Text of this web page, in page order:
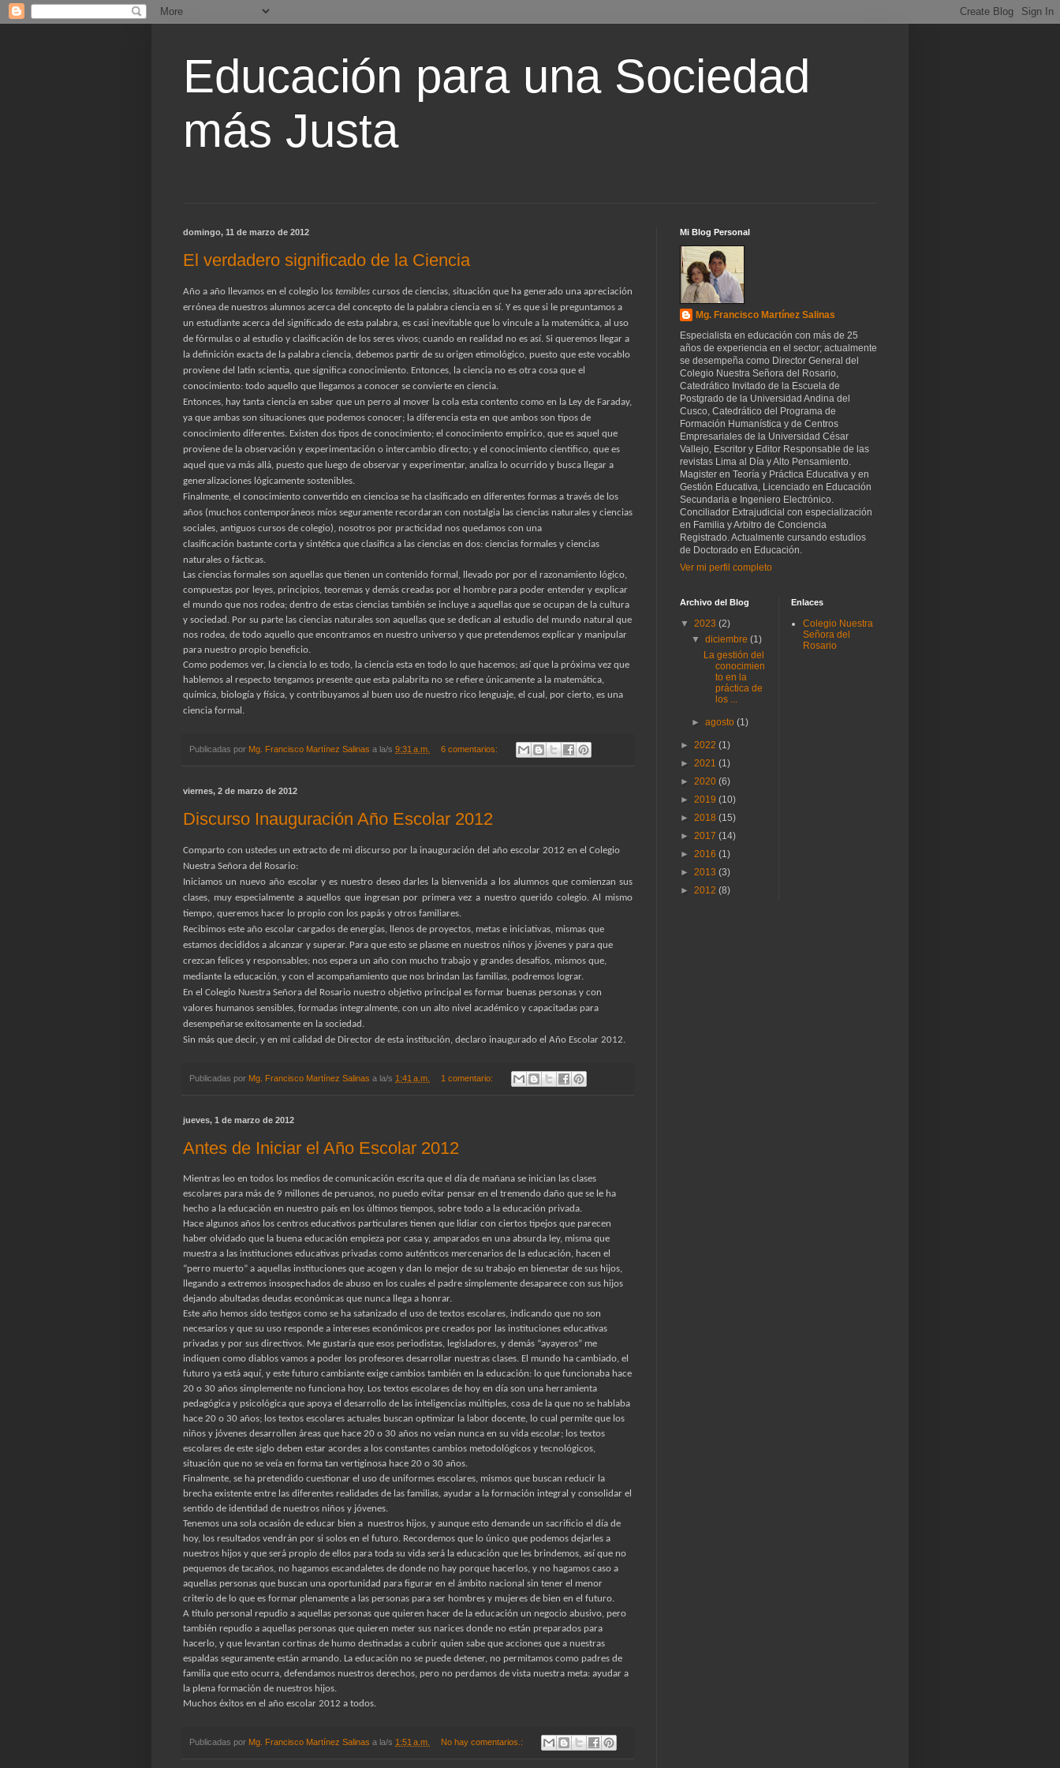
Educación para una Sociedad
más Justa
domingo, 11 de marzo de 2012
El verdadero significado de la Ciencia
Año a año llevamos en el colegio los temibles cursos de ciencias, situación que ha generado una apreciación
errónea de nuestros alumnos acerca del concepto de la palabra ciencia en sí. Y es que si le preguntamos a
un estudiante acerca del significado de esta palabra, es casi inevitable que lo vincule a la matemática, al uso
de fórmulas o al estudio y clasificación de los seres vivos; cuando en realidad no es así. Si queremos llegar a
la definición exacta de la palabra ciencia, debemos partir de su origen etimológico, puesto que este vocablo
proviene del latín scientia, que significa conocimiento. Entonces, la ciencia no es otra cosa que el
conocimiento: todo aquello que llegamos a conocer se convierte en ciencia.
Entonces, hay tanta ciencia en saber que un perro al mover la cola esta contento como en la Ley de Faraday,
ya que ambas son situaciones que podemos conocer; la diferencia esta en que ambos son tipos de
conocimiento diferentes. Existen dos tipos de conocimiento; el conocimiento empirico, que es aquel que
proviene de la observación y experimentación o intercambio directo; y el conocimiento cientifico, que es
aquel que va más allá, puesto que luego de observar y experimentar, analiza lo ocurrido y busca llegar a
generalizaciones lógicamente sostenibles.
Finalmente, el conocimiento convertido en ciencioa se ha clasificado en diferentes formas a través de los
años (muchos contemporáneos míos seguramente recordaran con nostalgia las ciencias naturales y ciencias
sociales, antiguos cursos de colegio), nosotros por practicidad nos quedamos con una
clasificación bastante corta y sintética que clasifica a las ciencias en dos: ciencias formales y ciencias
naturales o fácticas.
Las ciencias formales son aquellas que tienen un contenido formal, llevado por por el razonamiento lógico,
compuestas por leyes, principios, teoremas y demás creadas por el hombre para poder entender y explicar
el mundo que nos rodea; dentro de estas ciencias también se incluye a aquellas que se ocupan de la cultura
y sociedad. Por su parte las ciencias naturales son aquellas que se dedican al estudio del mundo natural que
nos rodea, de todo aquello que encontramos en nuestro universo y que pretendemos explicar y manipular
para nuestro propio beneficio.
Como podemos ver, la ciencia lo es todo, la ciencia esta en todo lo que hacemos; así que la próxima vez que
hablemos al respecto tengamos presente que esta palabrita no se refiere únicamente a la matemática,
química, biología y física, y contribuyamos al buen uso de nuestro rico lenguaje, el cual, por cierto, es una
ciencia formal.
Publicadas por Mg. Francisco Martínez Salinas a la/s 9:31 a.m. 6 comentarios:
viernes, 2 de marzo de 2012
Discurso Inauguración Año Escolar 2012
Comparto con ustedes un extracto de mi discurso por la inauguración del año escolar 2012 en el Colegio
Nuestra Señora del Rosario:
Iniciamos un nuevo año escolar y es nuestro deseo darles la bienvenida a los alumnos que comienzan sus
clases, muy especialmente a aquellos que ingresan por primera vez a nuestro querido colegio. Al mismo
tiempo, queremos hacer lo propio con los papás y otros familiares.
Recibimos este año escolar cargados de energías, llenos de proyectos, metas e iniciativas, mismas que
estamos decididos a alcanzar y superar. Para que esto se plasme en nuestros niños y jóvenes y para que
crezcan felices y responsables; nos espera un año con mucho trabajo y grandes desafíos, mismos que,
mediante la educación, y con el acompañamiento que nos brindan las familias, podremos lograr.
En el Colegio Nuestra Señora del Rosario nuestro objetivo principal es formar buenas personas y con
valores humanos sensibles, formadas integralmente, con un alto nivel académico y capacitadas para
desempeñarse exitosamente en la sociedad.
Sin más que decir, y en mi calidad de Director de esta institución, declaro inaugurado el Año Escolar 2012.
Publicadas por Mg. Francisco Martínez Salinas a la/s 1:41 a.m. 1 comentario:
jueves, 1 de marzo de 2012
Antes de Iniciar el Año Escolar 2012
Mientras leo en todos los medios de comunicación escrita que el día de mañana se inician las clases
escolares para más de 9 millones de peruanos, no puedo evitar pensar en el tremendo daño que se le ha
hecho a la educación en nuestro país en los últimos tiempos, sobre todo a la educación privada.
Hace algunos años los centros educativos particulares tienen que lidiar con ciertos tipejos que parecen
haber olvidado que la buena educación empieza por casa y, amparados en una absurda ley, misma que
muestra a las instituciones educativas privadas como auténticos mercenarios de la educación, hacen el
“perro muerto” a aquellas instituciones que acogen y dan lo mejor de su trabajo en bienestar de sus hijos,
llegando a extremos insospechados de abuso en los cuales el padre simplemente desaparece con sus hijos
dejando abultadas deudas económicas que nunca llega a honrar.
Este año hemos sido testigos como se ha satanizado el uso de textos escolares, indicando que no son
necesarios y que su uso responde a intereses económicos pre creados por las instituciones educativas
privadas y por sus directivos. Me gustaría que esos periodistas, legisladores, y demás “ayayeros” me
indiquen como diablos vamos a poder los profesores desarrollar nuestras clases. El mundo ha cambiado, el
futuro ya está aquí, y este futuro cambiante exige cambios también en la educación: lo que funcionaba hace
20 o 30 años simplemente no funciona hoy. Los textos escolares de hoy en día son una herramienta
pedagógica y psicológica que apoya el desarrollo de las inteligencias múltiples, cosa de la que no se hablaba
hace 20 o 30 años; los textos escolares actuales buscan optimizar la labor docente, lo cual permite que los
niños y jóvenes desarrollen áreas que hace 20 o 30 años no veían nunca en su vida escolar; los textos
escolares de este siglo deben estar acordes a los constantes cambios metodológicos y tecnológicos,
situación que no se veía en forma tan vertiginosa hace 20 o 30 años.
Finalmente, se ha pretendido cuestionar el uso de uniformes escolares, mismos que buscan reducir la
brecha existente entre las diferentes realidades de las familias, ayudar a la formación integral y consolidar el
sentido de identidad de nuestros niños y jóvenes.
Tenemos una sola ocasión de educar bien a nuestros hijos, y aunque esto demande un sacrificio el día de
hoy, los resultados vendrán por si solos en el futuro. Recordemos que lo único que podemos dejarles a
nuestros hijos y que será propio de ellos para toda su vida será la educación que les brindemos, así que no
pequemos de tacaños, no hagamos escandaletes de donde no hay porque hacerlos, y no hagamos caso a
aquellas personas que buscan una oportunidad para figurar en el ámbito nacional sin tener el menor
criterio de lo que es formar plenamente a las personas para ser hombres y mujeres de bien en el futuro.
A título personal repudio a aquellas personas que quieren hacer de la educación un negocio abusivo, pero
también repudio a aquellas personas que quieren meter sus narices donde no están preparados para
hacerlo, y que levantan cortinas de humo destinadas a cubrir quien sabe que acciones que a nuestras
espaldas seguramente están armando. La educación no se puede detener, no permitamos como padres de
familia que esto ocurra, defendamos nuestros derechos, pero no perdamos de vista nuestra meta: ayudar a
la plena formación de nuestros hijos.
Muchos éxitos en el año escolar 2012 a todos.
Publicadas por Mg. Francisco Martínez Salinas a la/s 1:51 a.m. No hay comentarios.:
Mi Blog Personal
Mg. Francisco Martínez Salinas
Especialista en educación con más de 25
años de experiencia en el sector; actualmente
se desempeña como Director General del
Colegio Nuestra Señora del Rosario,
Catedrático Invitado de la Escuela de
Postgrado de la Universidad Andina del
Cusco, Catedrático del Programa de
Formación Humanística y de Centros
Empresariales de la Universidad César
Vallejo, Escritor y Editor Responsable de las
revistas Lima al Día y Alto Pensamiento.
Magister en Teoría y Práctica Educativa y en
Gestión Educativa, Licenciado en Educación
Secundaria e Ingeniero Electrónico.
Conciliador Extrajudicial con especialización
en Familia y Arbitro de Conciencia
Registrado. Actualmente cursando estudios
de Doctorado en Educación.
Ver mi perfil completo
Archivo del Blog
▼ 2023 (2)
▼diciembre(1)
La gestión del
conocimien
to en la
práctica de
los ...
►agosto(1)
► 2022 (1)
► 2021 (1)
► 2020 (6)
► 2019 (10)
► 2018 (15)
► 2017 (14)
► 2016 (1)
► 2013 (3)
► 2012 (8)
Enlaces
Colegio Nuestra
Señora del
Rosario